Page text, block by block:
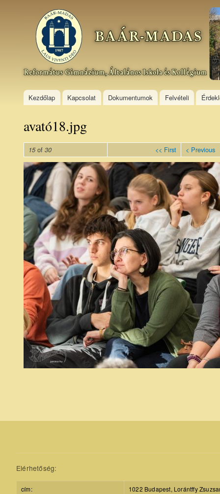
Baár–
Madas
Református
Gimnázium,
Általános
Kollégium
Kezdőlap Kapcsolat Dokumentumok Felvételi
avató18.jpg
15of 30 << First < Previous
avató18.jpg
Elérhetőség:
cím:
1022 Budapest, Lorántffy